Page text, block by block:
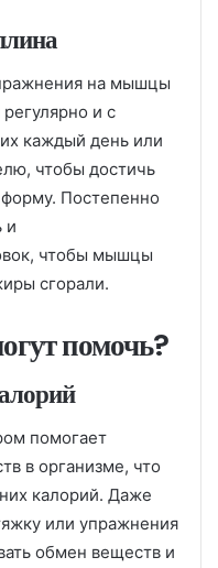
на мышцы
и с
каждый день или
чтобы достичь
форму. Постепенно
и
чтобы мышцы
сгорали.
помочь?
помогает
в организме, что
калорий. Даже
или упражнения
обмен веществ и